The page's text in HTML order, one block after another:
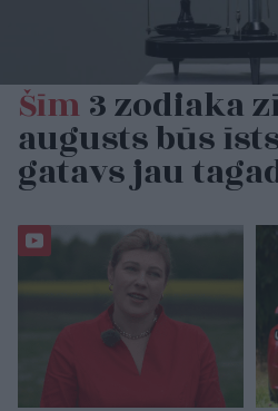
Šīm3 zodiaka
augusts būs
gatavs jau